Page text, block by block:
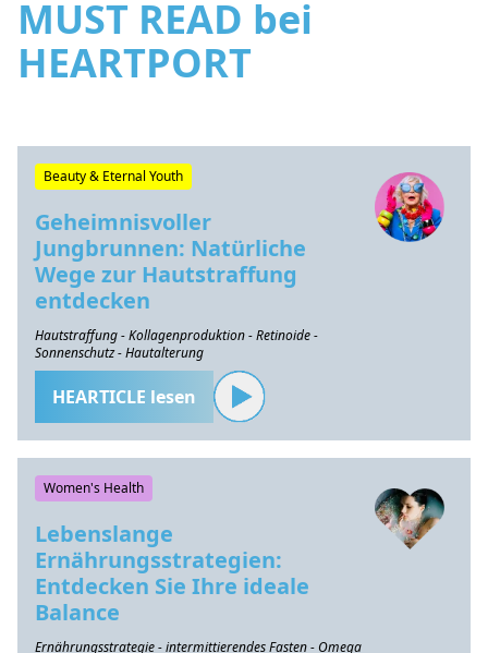
MUST READ bei
HEARTPORT
Beauty & Eternal Youth
Geheimnisvoller
Jungbrunnen: Natürliche
Wege zur Hautstraffung
entdecken
Hautstraffung - Kollagenproduktion - Retinoide -
Sonnenschutz - Hautalterung
HEARTICLE lesen
Women's Health
Lebenslange
Ernährungsstrategien:
Entdecken Sie Ihre ideale
Balance
Ernährungsstrategie - intermittierendes Fasten - Omega